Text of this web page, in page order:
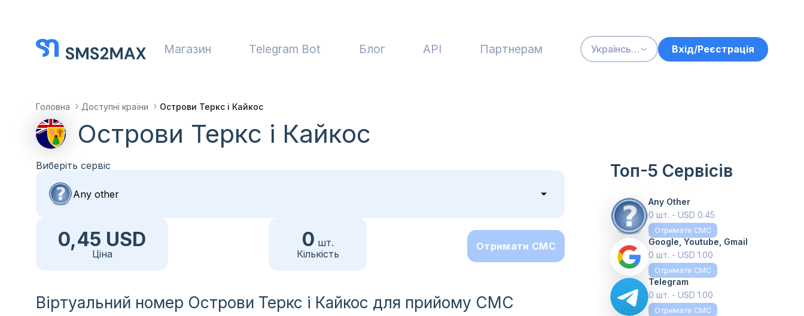
Магазин Telegram Bot Блог API Партнерам Українська Вхід/Реєстрація
Головна Доступні країни Острови Теркс і Кайкос
Острови Теркс і Кайкос
Виберіть сервіс
0,45 USD
Ціна
0 шт.
Кількість
Отримати СМС
Віртуальний номер Острови Теркс і Кайкос для прийому СМС
Топ-5 Сервісів
Any Other
0 шт. - USD 0.45
Отримати СМС
Google, Youtube, Gmail
0 шт. - USD 1.00
Отримати СМС
Telegram
0 шт. - USD 1.00
Отримати СМС